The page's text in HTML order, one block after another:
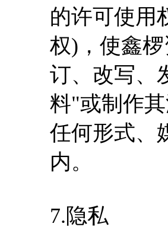
的许可使用
权)，使鑫
订、改写、
料"或制作
任何形式、
内。
7.隐私